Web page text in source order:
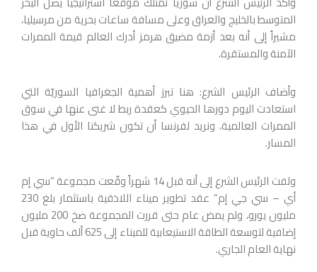
المتوسط بالخليج والعراق وعلى مسافة ساعات بحرية من مرسيليا،
مشيراً إلى أنه بعد أزمة مضيق هرمز أدرك العالم قيمة الممرات
الآمنة والمستقرة.
وأضاف الرئيس الشرع: هنا تبرز أهمية الجغرافيا السوريّة التي
استعادت اليوم دورها الحيوي كعقدة ربط لا غنى عنها في سوق
الممرات العالمية، ونريد لفرنسا أن تكون شريكنا الأول في هذا
المسار.
ولفت الرئيس الشرع إلى أنه قبل 14 شهراً وقّعت مجموعة “سي إم
أي – سي جي إم” ‏عقد تطوير ميناء اللاذقية باستثمار بلغ 230
مليون يورو، ولم يمض عام ‏حتى قررت المجموعة ضخ 200 مليون
إضافية لتوسعة الطاقة الاستيعابية للميناء إلى 625 ألف حاوية قبل
نهاية العام الجاري.